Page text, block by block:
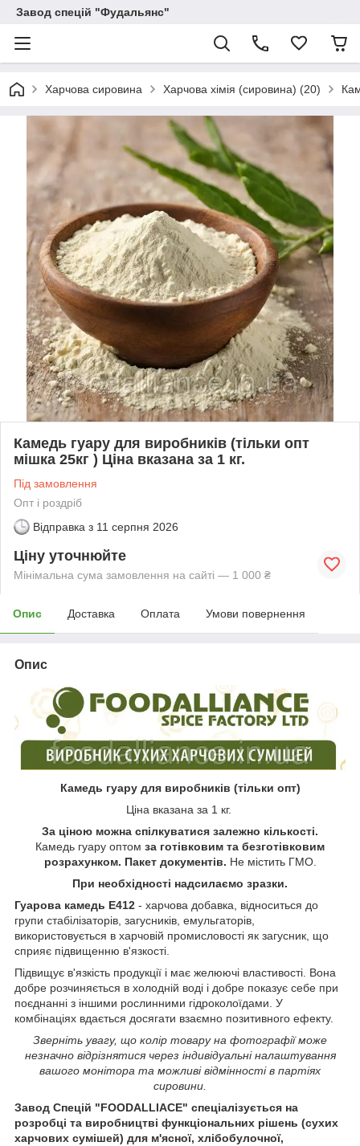
Завод спецій "Фудальянс"
Харчова сировина Харчова хімія (сировина) (20)
Камедь гуару для виробників (тільки опт
мішка 25кг ) Ціна вказана за 1 кг.
Під замовлення
Опт і роздріб
Відправка з 11 серпня 2026
Ціну уточнюйте
Мінімальна сума замовлення на сайті — 1 000 ₴
Опис Доставка Оплата Умови повернення
Опис
Камедь гуару для виробників (тільки опт)
Ціна вказана за 1 кг.
За ціною можна спілкуватися залежно кількості.
Камедь гуару оптом за готівковим та безготівковим
розрахунком. Пакет документів. Не містить ГМО.
При необхідності надсилаємо зразки.
Гуарова камедь Е412 - харчова добавка, відноситься до
групи стабілізаторів, загусників, емульгаторів,
використовується в харчовій промисловості як загусник, що
сприяє підвищенню в'язкості.
Підвищує в'язкість продукції і має желюючі властивості. Вона
добре розчиняється в холодній воді і добре показує себе при
поєднанні з іншими рослинними гідроколоїдами. У
комбінаціях вдається досягати взаємно позитивного ефекту.
Зверніть увагу, що колір товару на фотографії може
незначно відрізнятися через індивідуальні налаштування
вашого монітора та можливі відмінності в партіях
сировини.
Завод Спецій "FOODALLIACE" спеціалізується на
розробці та виробництві функціональних рішень (сухих
харчових сумішей) для м'ясної, хлібобулочної,